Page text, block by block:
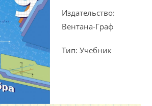
Издательство:
Вентана-Граф
Тип: Учебник